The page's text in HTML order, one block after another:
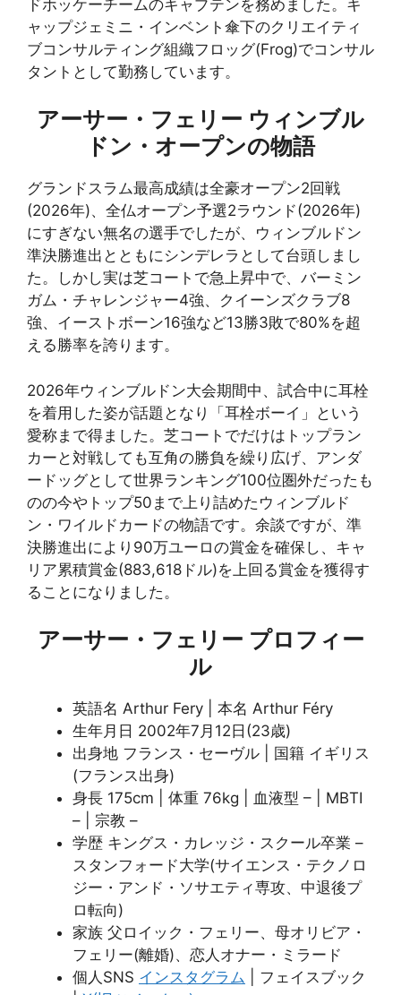
ドホッケーチームのキャプテンを務めました。キ
ャップジェミニ・インベント傘下のクリエイティ
ブコンサルティング組織フロッグ(Frog)でコンサル
タントとして勤務しています。
アーサー・フェリー ウィンブル
ドン・オープンの物語
グランドスラム最高成績は全豪オープン2回戦
(2026年)、全仏オープン予選2ラウンド(2026年)
にすぎない無名の選手でしたが、ウィンブルドン
準決勝進出とともにシンデレラとして台頭しまし
た。しかし実は芝コートで急上昇中で、バーミン
ガム・チャレンジャー4強、クイーンズクラブ8
強、イーストボーン16強など13勝3敗で80%を超
える勝率を誇ります。
2026年ウィンブルドン大会期間中、試合中に耳栓
を着用した姿が話題となり「耳栓ボーイ」という
愛称まで得ました。芝コートでだけはトップラン
カーと対戦しても互角の勝負を繰り広げ、アンダ
ードッグとして世界ランキング100位圏外だったも
のの今やトップ50まで上り詰めたウィンブルド
ン・ワイルドカードの物語です。余談ですが、準
決勝進出により90万ユーロの賞金を確保し、キャ
リア累積賞金(883,618ドル)を上回る賞金を獲得す
ることになりました。
アーサー・フェリー プロフィー
ル
英語名 Arthur Fery | 本名 Arthur Féry
生年月日 2002年7月12日(23歳)
出身地 フランス・セーヴル | 国籍 イギリス
(フランス出身)
身長 175cm | 体重 76kg | 血液型 – | MBTI
– | 宗教 –
学歴 キングス・カレッジ・スクール卒業 –
スタンフォード大学(サイエンス・テクノロ
ジー・アンド・ソサエティ専攻、中退後プ
ロ転向)
家族 父ロイック・フェリー、母オリビア・
フェリー(離婚)、恋人オナー・ミラード
個人SNS インスタグラム | フェイスブック